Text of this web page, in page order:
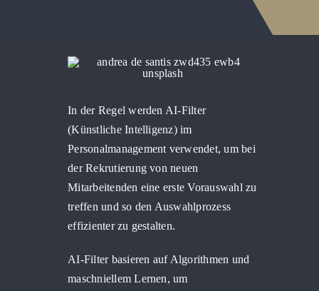
In der Regel werden AI-Filter
(Künstliche Intelligenz) im
Personalmanagement verwendet, um bei
der Rekrutierung von neuen
Mitarbeitenden eine erste Vorauswahl zu
treffen und so den Auswahlprozess
effizienter zu gestalten.
AI-Filter basieren auf Algorithmen und
maschniellem Lernen, um